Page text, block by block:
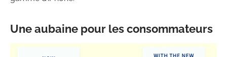
Une aubaine pour les consommateurs